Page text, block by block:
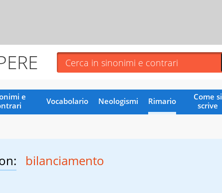
e
Vocabolario Neologismi Rimario
Come si
scrive
bilanciamento